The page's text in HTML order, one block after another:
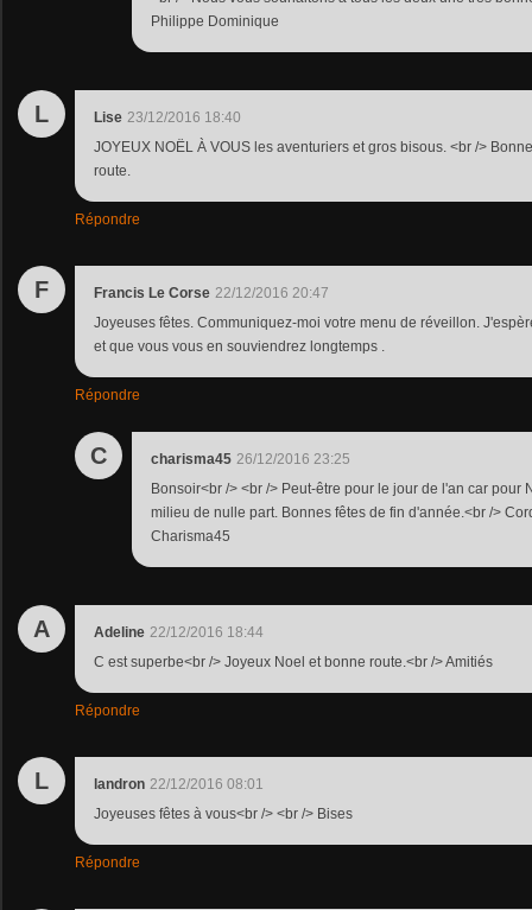
Philippe Dominique
L Lise 23/12/2016 18:40
JOYEUX NOËL À VOUS les aventuriers et gros bisous. <br />
route.
Répondre
F Francis Le Corse 22/12/2016 20:47
Joyeuses fêtes. Communiquez-moi votre menu de réveillon.
et que vous vous en souviendrez longtemps .
Répondre
C charisma45 26/12/2016 23:25
Bonsoir<br /> <br /> Peut-être pour le jour de l'an car pour
milieu de nulle part. Bonnes fêtes de fin d'année.<br />
Charisma45
A Adeline 22/12/2016 18:44
C est superbe<br /> Joyeux Noel et bonne route.<br /> Amitiés
Répondre
L landron 22/12/2016 08:01
Joyeuses fêtes à vous<br /> <br /> Bises
Répondre